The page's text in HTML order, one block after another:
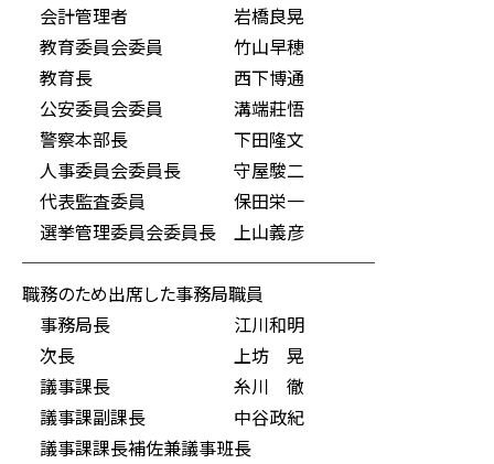
会計管理者 岩橋良晃
教育委員会委員 竹山早穂
教育長 西下博通
公安委員会委員 溝端莊悟
警察本部長 下田隆文
人事委員会委員長 守屋駿二
代表監査委員 保田栄一
選挙管理委員会委員長 上山義彦
────────────────────
職務のため出席した事務局職員
事務局長 江川和明
次長 上坊 晃
議事課長 糸川 徹
議事課副課長 中谷政紀
議事課課長補佐兼議事班長